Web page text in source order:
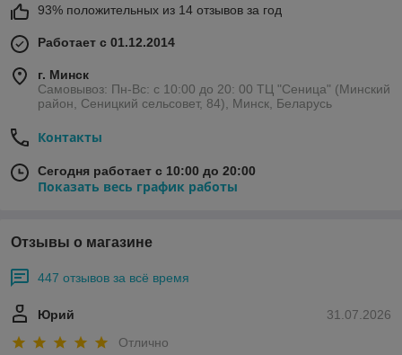
93% положительных из 14 отзывов за год
Работает с 01.12.2014
г. Минск
Самовывоз: Пн-Вс: с 10:00 до 20: 00 ТЦ "Сеница" (Минский
район, Сеницкий сельсовет, 84), Минск, Беларусь
Контакты
Сегодня работает с 10:00 до 20:00
Показать весь график работы
Отзывы о магазине
447 отзывов за всё время
31.07.2026
Юрий
Отлично